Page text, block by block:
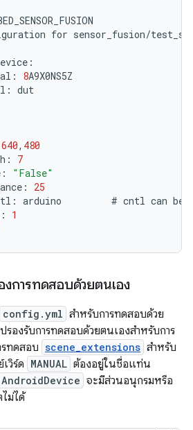
for sensor_fusion/
:
: 8A9X0NS5Z
: dut
640, 480
:
7
:
"False"
:
25
: arduino # cntl can be
:
1
การทดสอบด้วยตนเอง
config.yml สำหรับการทดสอบด้วย
องรับการทดสอบด้วยตนเองสำหรับการ
ทดสอบ scene_extensions สำหรับ
วิร์ด MANUAL ต้องอยู่ในชื่อแท่น
AndroidDevice จะมีส่วนอนุกรมหรือ
ม่ได้